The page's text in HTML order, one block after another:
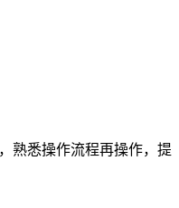
熟悉操作流程再操作，提